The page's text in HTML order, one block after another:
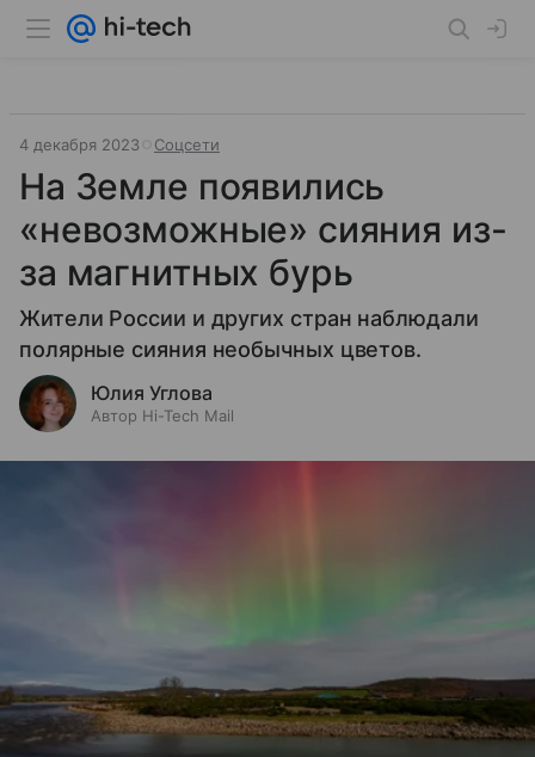
4 декабря 2023 Соцсети
На Земле появились
«невозможные» сияния из-
за магнитных бурь
Жители России и других стран наблюдали
полярные сияния необычных цветов.
Юлия Углова
Автор Hi-Tech Mail